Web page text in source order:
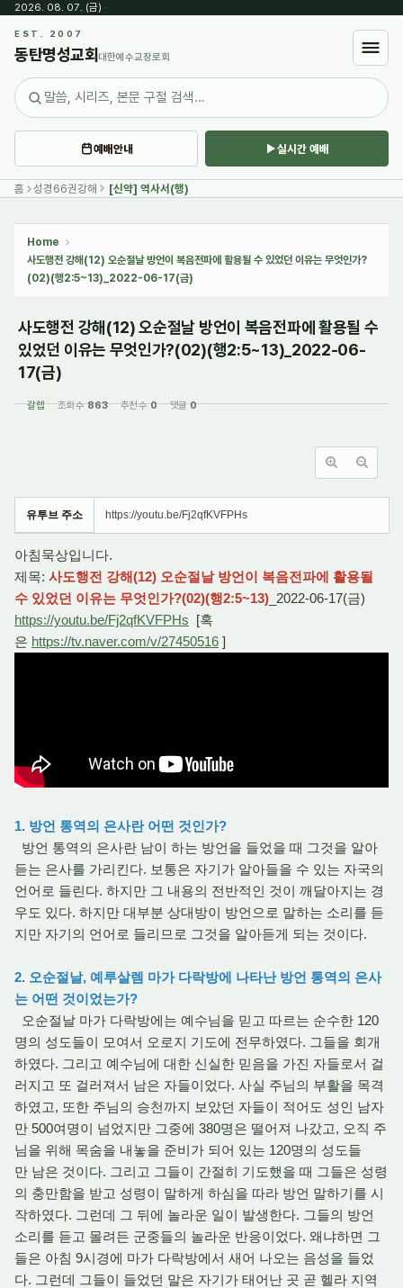
2026. 08. 07. (금) ·
EST. 2007
동탄명성교회 대한예수교장로회
예배안내 실시간 예배
홈 성경66권강해 [신약] 역사서(행)
Home
사도행전 강해(12) 오순절날 방언이 복음전파에 활용될 수 있었던 이유는 무엇인가?
(02)(행2:5~13)_2022-06-17(금)
사도행전 강해(12) 오순절날 방언이 복음전파에 활용될 수
있었던 이유는 무엇인가?(02)(행2:5~13)_2022-06-
17(금)
갈렙 조회 수863 추천 수0 댓글0
유투브 주소 https://youtu.be/Fj2qfKVFPHs
아침묵상입니다.
제목: 사도행전 강해(12) 오순절날 방언이 복음전파에 활용될
수 있었던 이유는 무엇인가?(02)(행2:5~13) _2022-06-17(금)
https://youtu.be/Fj2qfKVFPHs [혹
은 https://tv.naver.com/v/27450516 ]
1. 방언 통역의 은사란 어떤 것인가?
방언 통역의 은사란 남이 하는 방언을 들었을 때 그것을 알아
듣는 은사를 가리킨다. 보통은 자기가 알아들을 수 있는 자국의
언어로 들린다. 하지만 그 내용의 전반적인 것이 깨달아지는 경
우도 있다. 하지만 대부분 상대방이 방언으로 말하는 소리를 듣
지만 자기의 언어로 들리므로 그것을 알아듣게 되는 것이다.
2. 오순절날, 예루살렘 마가 다락방에 나타난 방언 통역의 은사
는 어떤 것이었는가?
오순절날 마가 다락방에는 예수님을 믿고 따르는 순수한 120
명의 성도들이 모여서 오로지 기도에 전무하였다. 그들을 회개
하였다. 그리고 예수님에 대한 신실한 믿음을 가진 자들로서 걸
러지고 또 걸러져서 남은 자들이었다. 사실 주님의 부활을 목격
하였고, 또한 주님의 승천까지 보았던 자들이 적어도 성인 남자
만 500여명이 넘었지만 그중에 380명은 떨어져 나갔고, 오직 주
님을 위해 목숨을 내놓을 준비가 되어 있는 120명의 성도들
만 남은 것이다. 그리고 그들이 간절히 기도했을 때 그들은 성령
의 충만함을 받고 성령이 말하게 하심을 따라 방언 말하기를 시
작하였다. 그런데 그 뒤에 놀라운 일이 발생한다. 그들의 방언
소리를 듣고 몰려든 군중들의 놀라운 반응이었다. 왜냐하면 그
들은 아침 9시경에 마가 다락방에서 새어 나오는 음성을 들었
다. 그런데 그들이 들었던 말은 자기가 태어난 곳 곧 헬라 지역
Sketchbook5, 스케치북5
Sketchbook5, 스케치북5